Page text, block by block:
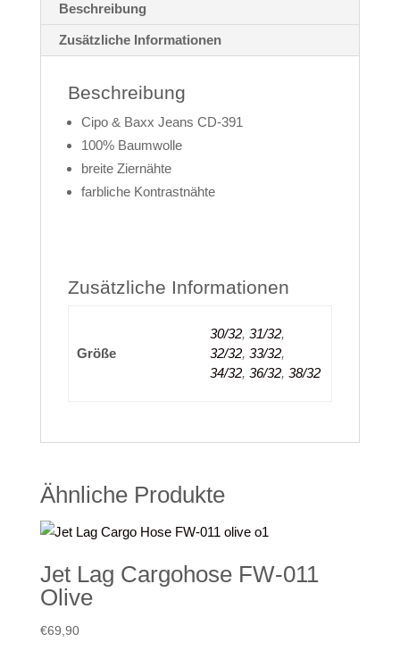
Beschreibung
Zusätzliche Informationen
Beschreibung
Cipo & Baxx Jeans CD-391
100% Baumwolle
breite Ziernähte
farbliche Kontrastnähte
Zusätzliche Informationen
Größe
30/32, 31/32,
32/32, 33/32,
34/32, 36/32, 38/32
Ähnliche Produkte
Jet Lag Cargohose FW-011
Olive
€69,90